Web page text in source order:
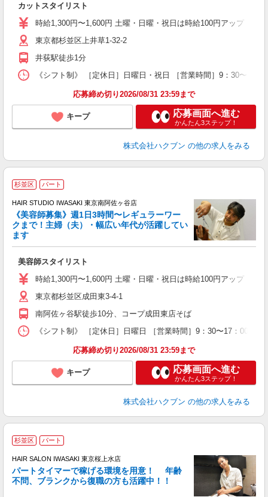
カットスタイリスト
時給1,300円〜1,600円 土曜・日曜・祝日は時給100円アップ ※資
東京都杉並区上井草1-32-2
井荻駅徒歩1分
《シフト制》 ［定休日］日曜日・祝日 ［営業時間］9：30〜17
応募締め切り2026/08/31 23:59まで
キープ 応募画面へ進む
かんたん3ステップ！
株式会社ハクブン の他の求人をみる
杉並区 パート
HAIR STUDIO IWASAKI 東京南阿佐ヶ谷店
《美容師募集》週1日3時間〜レギュラーワー
クまで！主婦（夫）・幅広い年代が活躍してい
ます
美容師スタイリスト
時給1,300円〜1,600円 土曜・日曜・祝日は時給100円アップ ※資
東京都杉並区成田東3-4-1
南阿佐ヶ谷駅徒歩10分、コープ成田東店そば
《シフト制》 ［定休日］日曜日 ［営業時間］9：30〜17：00
応募締め切り2026/08/31 23:59まで
キープ 応募画面へ進む
かんたん3ステップ！
株式会社ハクブン の他の求人をみる
杉並区 パート
HAIR SALON IWASAKI 東京桜上水店
パートタイマーで稼げる環境を用意！ 年齢
不問、ブランクから復職の方も活躍中！！